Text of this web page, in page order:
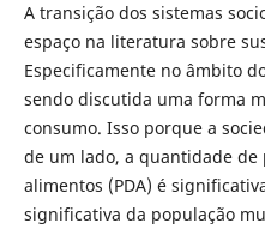
A transição dos sistemas
espaço na literatura sobre
Especificamente no âmbito
sendo discutida uma forma
consumo. Isso porque a
de um lado, a quantidade
alimentos (PDA) é
significativa da população